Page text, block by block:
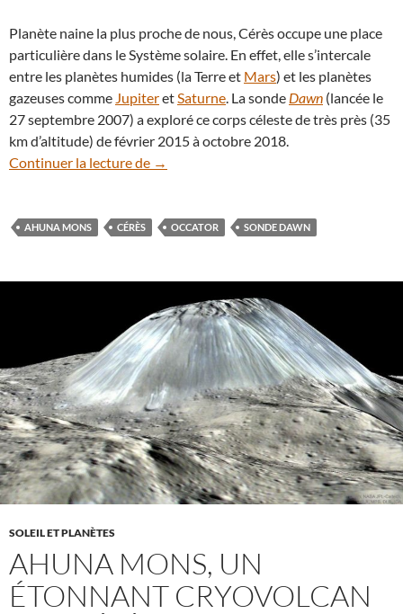
Planète naine la plus proche de nous, Cérès occupe une place
particulière dans le Système solaire. En effet, elle s’intercale
entre les planètes humides (la Terre et Mars) et les planètes
gazeuses comme Jupiteret Saturne . La sonde Dawn (lancée le
27 septembre 2007) a exploré ce corps céleste de très près (35
km d’altitude) de février 2015 à octobre 2018.
Continuer la lecture de
À suivre : la planète naine Cérès est au
→
AHUNA MONS CÉRÈS OCCATOR SONDE DAWN
SOLEIL ET PLANÈTES
AHUNA MONS, UN
ÉTONNANT CRYOVOLCAN